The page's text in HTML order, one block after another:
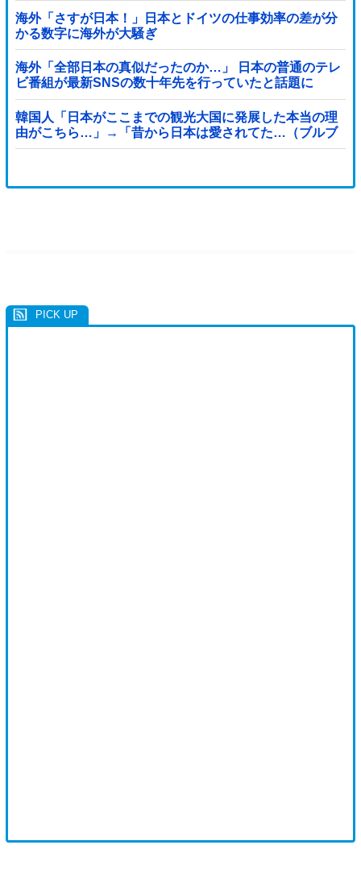
海外「さすが日本！」日本とドイツの仕事効率の差が分
かる数字に海外が大騒ぎ
海外「全部日本の真似だったのか…」 日本の普通のテレ
ビ番組が最新SNSの数十年先を行っていたと話題に
韓国人「日本がここまでの観光大国に発展した本当の理
由がこちら…」→「昔から日本は愛されてた…（ブルブ
ル」＝韓国の反応